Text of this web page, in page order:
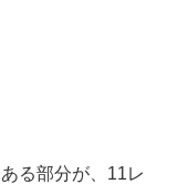
る部分が、11レ